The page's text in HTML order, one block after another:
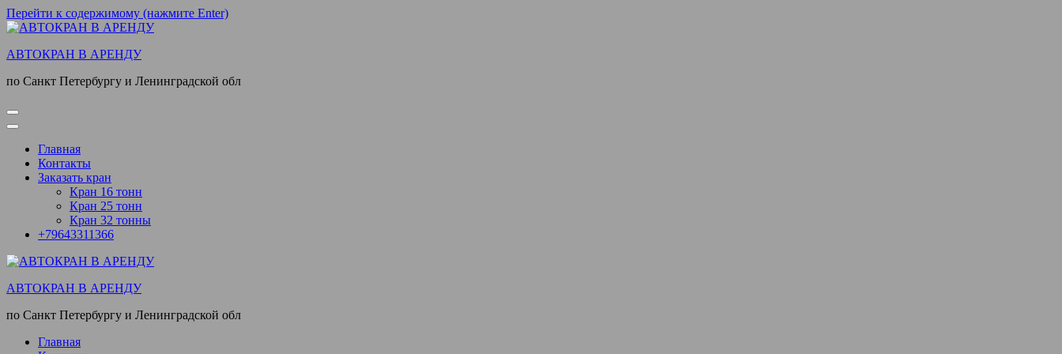
Перейти к содержимому (нажмите Enter)
АВТОКРАН В АРЕНДУ
по Санкт Петербургу и Ленинградской обл
Главная
Контакты
Заказать кран
Кран 16 тонн
Кран 25 тонн
Кран 32 тонны
+79643311366
АВТОКРАН В АРЕНДУ
по Санкт Петербургу и Ленинградской обл
Главная